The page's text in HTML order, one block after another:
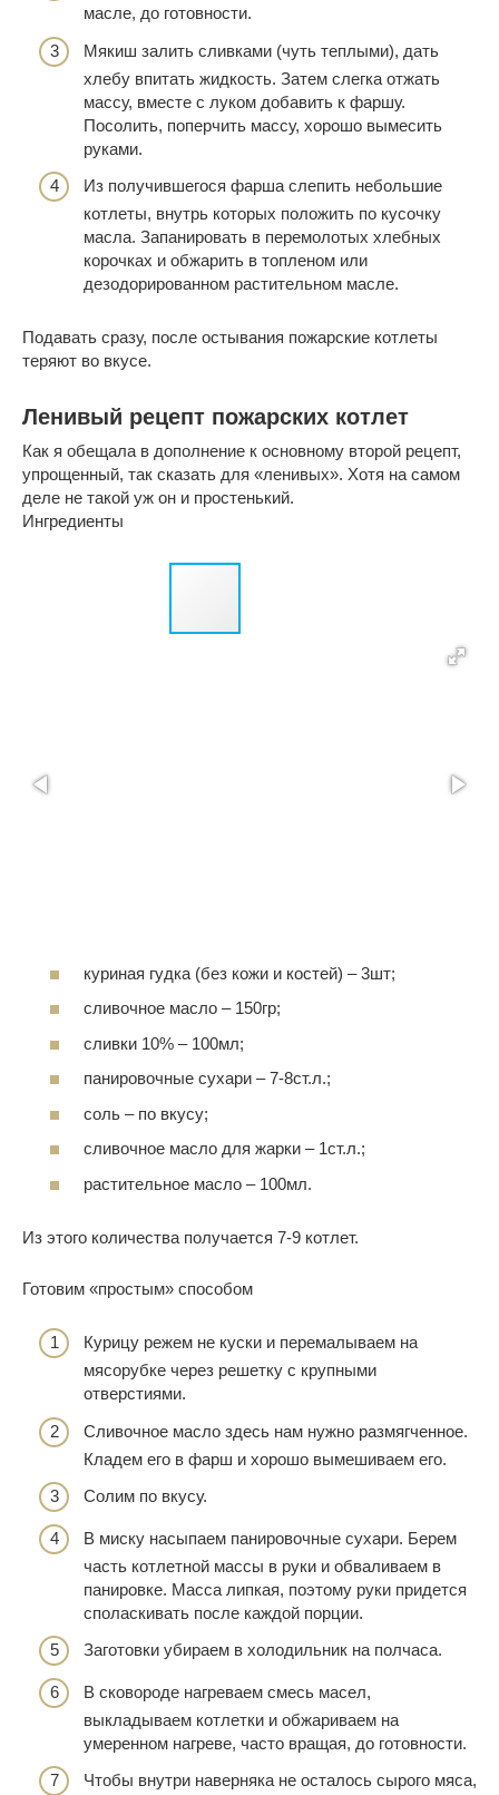
масле, до готовности.
Мякиш залить сливками (чуть теплыми), дать
хлебу впитать жидкость. Затем слегка отжать
массу, вместе с луком добавить к фаршу.
Посолить, поперчить массу, хорошо вымесить
руками.
Из получившегося фарша слепить небольшие
котлеты, внутрь которых положить по кусочку
масла. Запанировать в перемолотых хлебных
корочках и обжарить в топленом или
дезодорированном растительном масле.
Подавать сразу, после остывания пожарские котлеты
теряют во вкусе.
Ленивый рецепт пожарских котлет
Как я обещала в дополнение к основному второй рецепт,
упрощенный, так сказать для «ленивых». Хотя на самом
деле не такой уж он и простенький.
Ингредиенты
куриная гудка (без кожи и костей) – 3шт;
сливочное масло – 150гр;
сливки 10% – 100мл;
панировочные сухари – 7-8ст.л.;
соль – по вкусу;
сливочное масло для жарки – 1ст.л.;
растительное масло – 100мл.
Из этого количества получается 7-9 котлет.
Готовим «простым» способом
Курицу режем не куски и перемалываем на
мясорубке через решетку с крупными
отверстиями.
Сливочное масло здесь нам нужно размягченное.
Кладем его в фарш и хорошо вымешиваем его.
Солим по вкусу.
В миску насыпаем панировочные сухари. Берем
часть котлетной массы в руки и обваливаем в
панировке. Масса липкая, поэтому руки придется
споласкивать после каждой порции.
Заготовки убираем в холодильник на полчаса.
В сковороде нагреваем смесь масел,
выкладываем котлетки и обжариваем на
умеренном нагреве, часто вращая, до готовности.
Чтобы внутри наверняка не осталось сырого мяса,